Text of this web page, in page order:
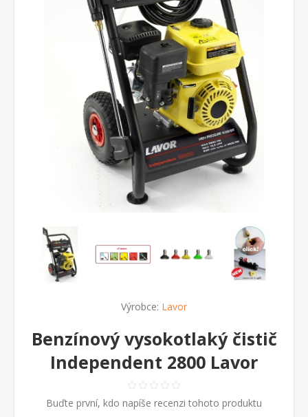
Výrobce: Lavor
Benzínový vysokotlaký čistič
Independent 2800 Lavor
Buďte první, kdo napíše recenzi tohoto produktu